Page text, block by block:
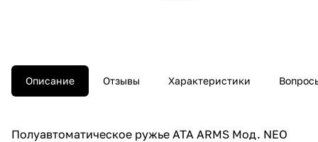
Описание Отзывы Характеристики
Полуавтоматическое ружье ATA ARMS Мод. NEO